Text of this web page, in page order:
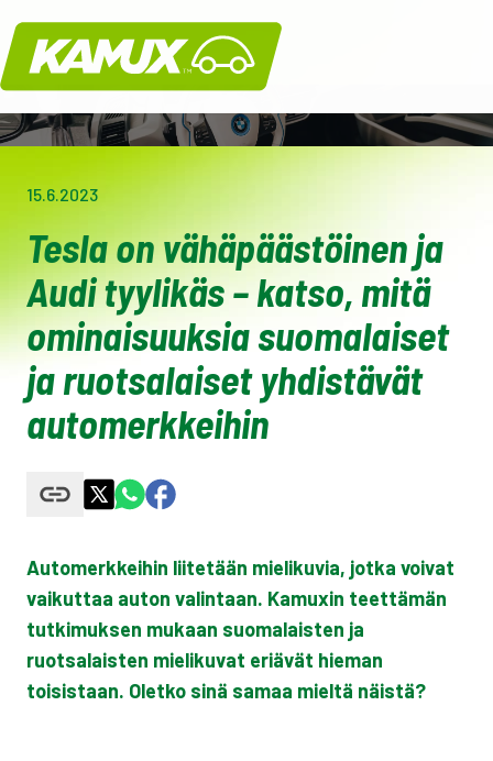
Kamux
15.6.2023
Tesla on vähäpäästöinen ja
Audi tyylikäs – katso, mitä
ominaisuuksia suomalaiset
ja ruotsalaiset yhdistävät
automerkkeihin
Automerkkeihin liitetään mielikuvia, jotka voivat
vaikuttaa auton valintaan. Kamuxin teettämän
tutkimuksen mukaan suomalaisten ja
ruotsalaisten mielikuvat eriävät hieman
toisistaan. Oletko sinä samaa mieltä näistä?